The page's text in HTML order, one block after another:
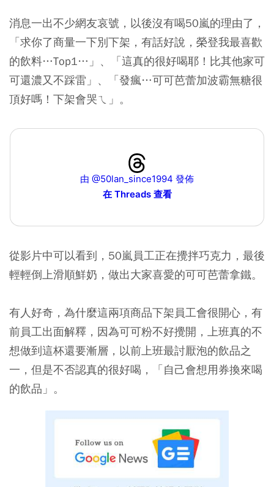
消息一出不少網友哀號，以後沒有喝50嵐的理由了，
「求你了商量一下別下架，有話好說，榮登我最喜歡
的飲料…Top1…」、「這真的很好喝耶！比其他家可
可還濃又不踩雷」、「發瘋…可可芭蕾加波霸無糖很
頂好嗎！下架會哭ㄟ」。
由 @50lan_since1994 發佈
在 Threads 查看
從影片中可以看到，50嵐員工正在攪拌巧克力，最後
輕輕倒上滑順鮮奶，做出大家喜愛的可可芭蕾拿鐵。
有人好奇，為什麼這兩項商品下架員工會很開心，有
前員工出面解釋，因為可可粉不好攪開，上班真的不
想做到這杯還要漸層，以前上班最討厭泡的飲品之
一，但是不否認真的很好喝，「自己會想用券換來喝
的飲品」。